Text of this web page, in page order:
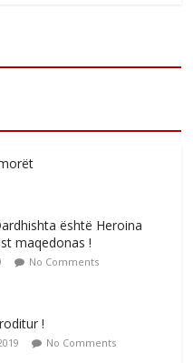
është Heroina
maqedonas !
No Comments
!
No Comments